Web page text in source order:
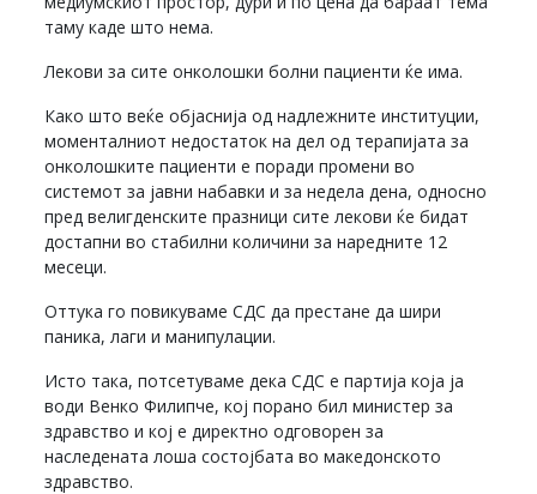
таму каде што нема.
Лекови за сите онколошки болни пациенти ќе има.
Како што веќе објаснија од надлежните институции,
моменталниот недостаток на дел од терапијата за
онколошките пациенти е поради промени во
системот за јавни набавки и за недела дена, односно
пред велигденските празници сите лекови ќе бидат
достапни во стабилни количини за наредните 12
месеци.
Оттука го повикуваме СДС да престане да шири
паника, лаги и манипулации.
Исто така, потсетуваме дека СДС е партија која ја
води Венко Филипче, кој порано бил министер за
здравство и кој е директно одговорен за
наследената лоша состојбата во македонското
здравство.